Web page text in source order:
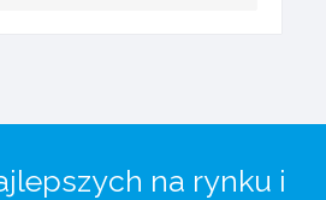
na rynku i